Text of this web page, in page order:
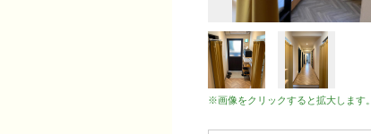
※画像をクリックすると拡大します。